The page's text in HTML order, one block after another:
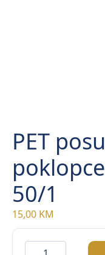
PET
50/1
15,00 KM
PET